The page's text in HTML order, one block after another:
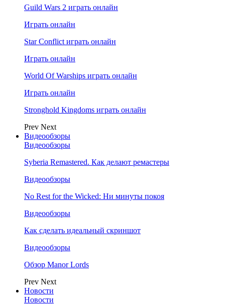
Guild Wars 2 играть онлайн
Играть онлайн
Star Conflict играть онлайн
Играть онлайн
World Of Warships играть онлайн
Играть онлайн
Stronghold Kingdoms играть онлайн
Prev Next
Видеообзоры
Видеообзоры
Syberia Remastered. Как делают ремастеры
Видеообзоры
No Rest for the Wicked: Ни минуты покоя
Видеообзоры
Как сделать идеальный скриншот
Видеообзоры
Обзор Manor Lords
Prev Next
Новости
Новости